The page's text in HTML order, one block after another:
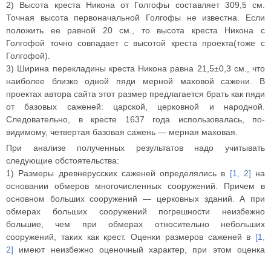
2) Высота креста Никона от Голгофы составляет 309,5 см.
Точная высота первоначальной Голгофы не известна. Если
положить ее равной 20 см., то высота креста Никона с
Голгофой точно совпадает с высотой креста проекта(тоже с
Голгофой).
3) Ширина перекладины креста Никона равна 21,5±0,3 см., что
наиболее близко одной пяди мерной маховой сажени. В
проектах автора сайта этот размер предлагается брать как пяди
от базовых саженей: царской, церковной и народной.
Следовательно, в кресте 1637 года использовалась, по-
видимому, четвертая базовая сажень — мерная маховая.
При анализе полученных результатов надо учитывать
следующие обстоятельства:
1) Размеры древнерусских саженей определялись в [1, 2] на
основании обмеров многочисленных сооружений. Причем в
основном больших сооружений — церковных зданий. А при
обмерах больших сооружений погрешности неизбежно
большие, чем при обмерах относительно небольших
сооружений, таких как крест. Оценки размеров саженей в [1,
2] имеют неизбежно оценочный характер, при этом оценка